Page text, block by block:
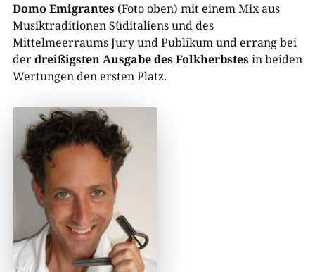
Domo Emigrantes(Foto oben) mit einem Mix aus
Musiktraditionen Süditaliens und des
Mittelmeerraums Jury und Publikum und errang bei
derdreißigsten Ausgabe des Folkherbstesin beiden
Wertungen den ersten Platz.